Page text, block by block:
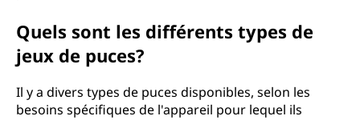
Quels sont les différents types de
jeux de puces?
Il y a divers types de puces disponibles, selon les
besoins spécifiques de l'appareil pour lequel ils